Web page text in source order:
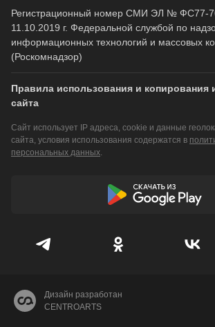
Регистрационный номер СМИ ЭЛ № ФС77-
11.10.2019 г. Федеральной службой по
информационных технологий и массовых
(Роскомнадзор)
Правила использования и
сайта
Сайт использует IP адреса, cookie и данные
сайта, условия использования содержатся в
персональных данных.
Дизайн разработан
CENTROARTS